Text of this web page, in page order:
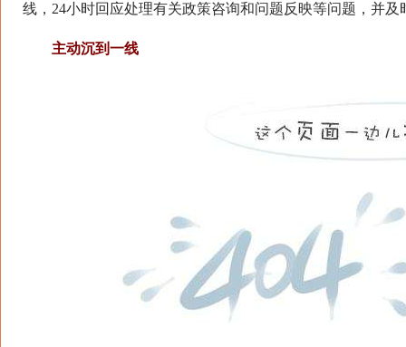
线，24小时回应处理有关政策咨询和问题反映等问题，并及
主动沉到一线